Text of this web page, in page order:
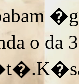
o da